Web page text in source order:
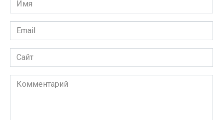
*
Email
*
Сайт
Комментарий